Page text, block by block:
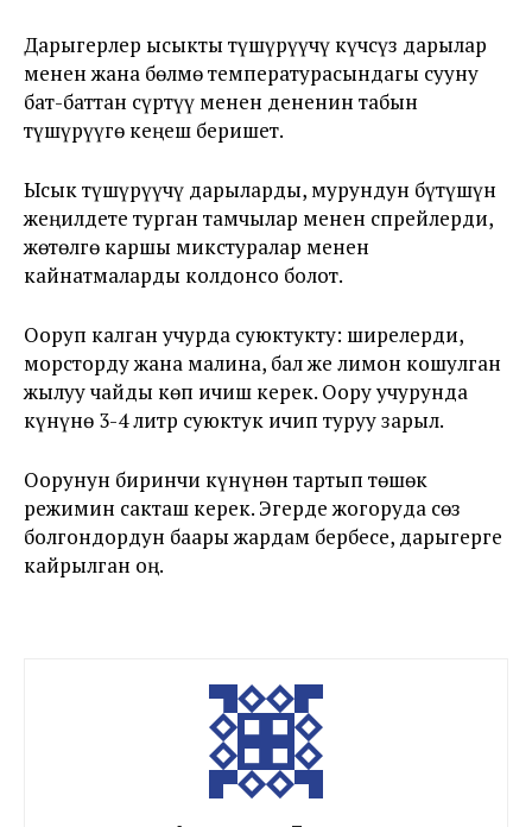
Дарыгерлер ысыкты түшүрүүчү күчсүз дарылар
менен жана бөлмө температурасындагы сууну
бат-баттан сүртүү менен дененин табын
түшүрүүгө кеңеш беришет.
Ысык түшүрүүчү дарыларды, мурундун бүтүшүн
жеңилдете турган тамчылар менен спрейлерди,
жөтөлгө каршы микстуралар менен
кайнатмаларды колдонсо болот.
Ооруп калган учурда суюктукту: ширелерди,
морсторду жана малина, бал же лимон кошулган
жылуу чайды көп ичиш керек. Оору учурунда
күнүнө 3-4 литр суюктук ичип туруу зарыл.
Оорунун биринчи күнүнөн тартып төшөк
режимин сакташ керек. Эгерде жогоруда сөз
болгондордун баары жардам бербесе, дарыгерге
кайрылган оң.